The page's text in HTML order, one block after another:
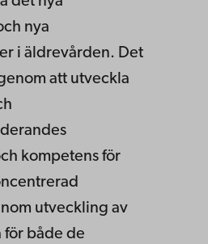
nya
i äldrevården. Det
att utveckla
kompetens för
utveckling av
för både de